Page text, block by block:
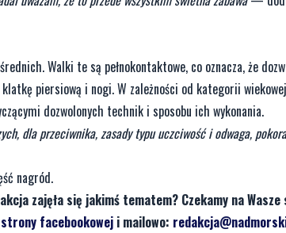
Walki te są pełnokontaktowe, co oznacza, że
piersiową i nogi. W zależności od kategorii
dozwolonych technik i sposobu ich wykonania.
dla przeciwnika, zasady typu uczciwość i odwaga,
nagród.
zajęła się jakimś tematem? Czekamy na Wasze
strony facebookowej i mailowo: